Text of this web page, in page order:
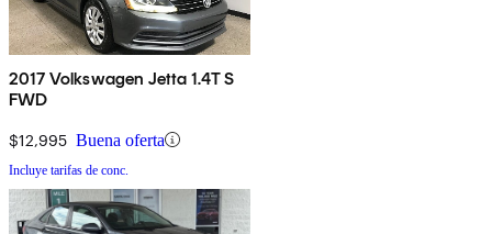
2017 Volkswagen Jetta 1.4T S
FWD
$12,995 Buena oferta
Incluye tarifas de conc.